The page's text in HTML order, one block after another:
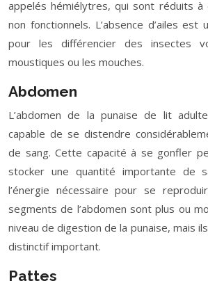
appelés hémiélytres, qui sont réduits
non fonctionnels. L’absence d’ailes
pour les différencier des insectes
moustiques ou les mouches.
Abdomen
L’abdomen de la punaise de lit
capable de se distendre
de sang. Cette capacité à se gonfler
stocker une quantité importante de
l’énergie nécessaire pour se
segments de l’abdomen sont plus ou
niveau de digestion de la punaise, mais
distinctif important.
Pattes